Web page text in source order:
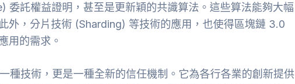
託權益證明，甚至是更新穎的共識算法。這些算法能夠大幅
外，分片技術 (Sharding) 等技術的應用，也使得區塊鏈 3.0
用的需求。
種技術，更是一種全新的信任機制。它為各行各業的創新提供